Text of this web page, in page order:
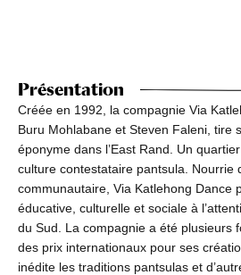
Présentation
Créée en 1992, la compagnie Via
Buru Mohlabane et Steven Faleni, tire
éponyme dans l’East Rand. Un
culture contestataire pantsula. Nourrie
communautaire, Via Katlehong Dance
éducative, culturelle et sociale à
du Sud. La compagnie a été plusieurs
des prix internationaux pour ses
inédite les traditions pantsulas et